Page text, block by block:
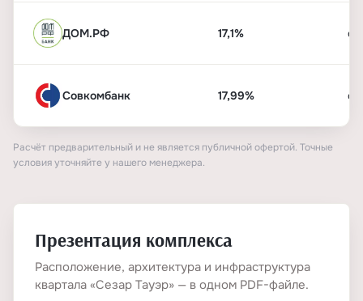
ДОМ.РФ 17,1%
Совкомбанк 17,99%
Расчёт предварительный и не является публичной офертой. Точные
условия уточняйте у нашего менеджера.
Презентация комплекса
Расположение, архитектура и инфраструктура
квартала «Сезар Тауэр» — в одном PDF-файле.